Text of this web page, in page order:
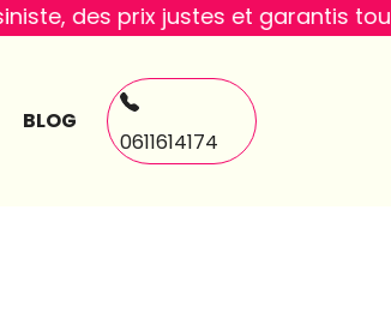
justes et garantis toute l'année
BLOG
0611614174